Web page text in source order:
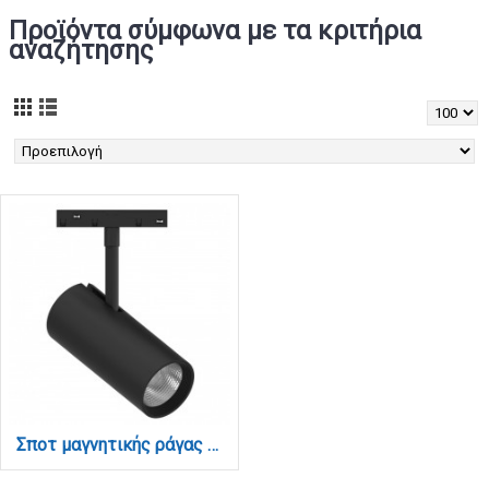
Προϊόντα σύμφωνα με τα κριτήρια
αναζήτησης
Σποτ μαγνητικής ράγας LED 35W 4000K σε μαύρη απόχρωση D:22cmX16,7cm (T05602-BL)